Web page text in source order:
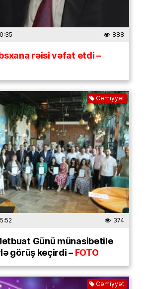
888
rəisi vəfat etdi –
Cəmiyyət
374
Günü münasibətilə
görüş keçirdi –FOTO
Cəmiyyət